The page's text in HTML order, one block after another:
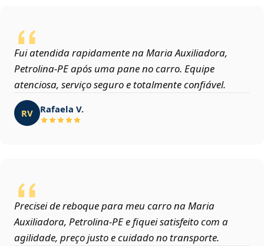
Fui atendida rapidamente na Maria Auxiliadora,
Petrolina‑PE após uma pane no carro. Equipe
atenciosa, serviço seguro e totalmente confiável.
RV Rafaela V.
Precisei de reboque para meu carro na Maria
Auxiliadora, Petrolina‑PE e fiquei satisfeito com a
agilidade, preço justo e cuidado no transporte.